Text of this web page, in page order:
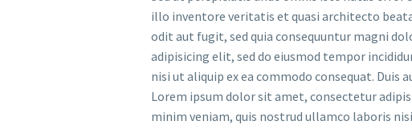
illo inventore veritatis et quasi architecto
odit aut fugit, sed quia consequuntur magni
adipisicing elit, sed do eiusmod tempor
nisi ut aliquip ex ea commodo consequat.
Lorem ipsum dolor sit amet, consectetur
minim veniam, quis nostrud ullamco laboris